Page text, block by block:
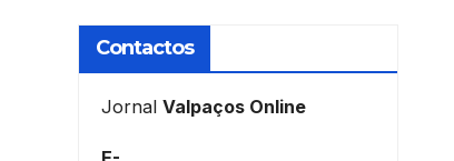
Contactos
Jornal Valpaços Online